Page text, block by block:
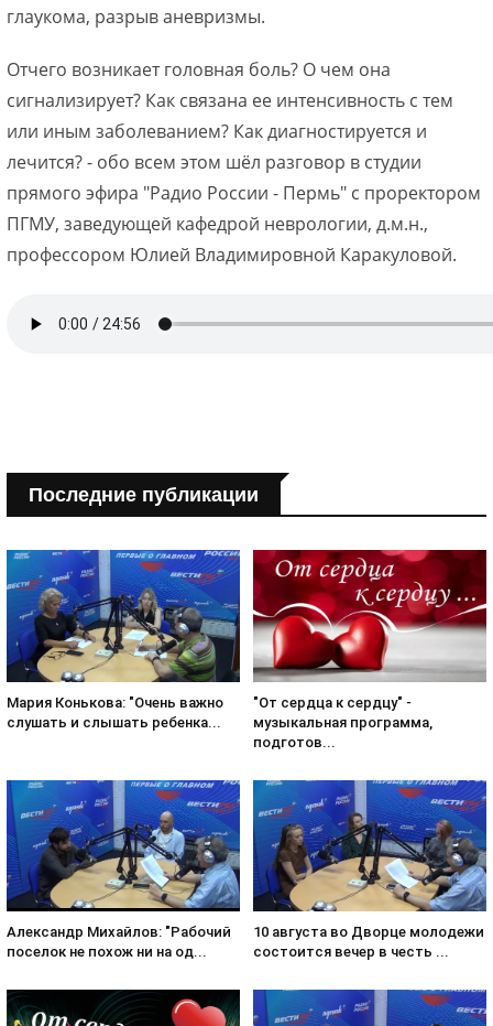
глаукома, разрыв аневризмы.
Отчего возникает головная боль? О чем она
сигнализирует? Как связана ее интенсивность с тем
или иным заболеванием? Как диагностируется и
лечится? - обо всем этом шёл разговор в студии
прямого эфира "Радио России - Пермь" с проректором
ПГМУ, заведующей кафедрой неврологии, д.м.н.,
профессором Юлией Владимировной Каракуловой.
Последние публикации
Мария Конькова: "Очень важно
слушать и слышать ребенка...
"От сердца к сердцу" -
музыкальная программа,
подготов...
Александр Михайлов: "Рабочий
поселок не похож ни на од...
10 августа во Дворце молодежи
состоится вечер в честь ...